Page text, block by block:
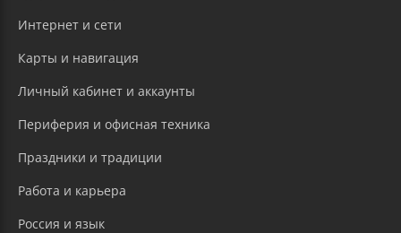
Интернет и сети
Карты и навигация
Личный кабинет и аккаунты
Периферия и офисная техника
Праздники и традиции
Работа и карьера
Россия и язык